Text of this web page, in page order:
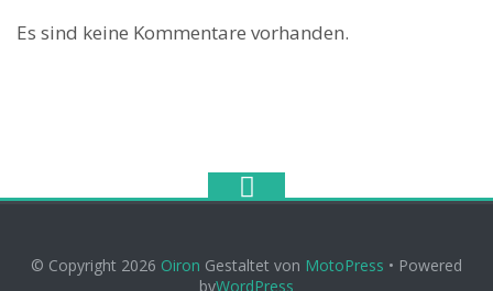
Es sind keine Kommentare vorhanden.
© Copyright 2026 Oiron Gestaltet von MotoPress • Powered
byWordPress